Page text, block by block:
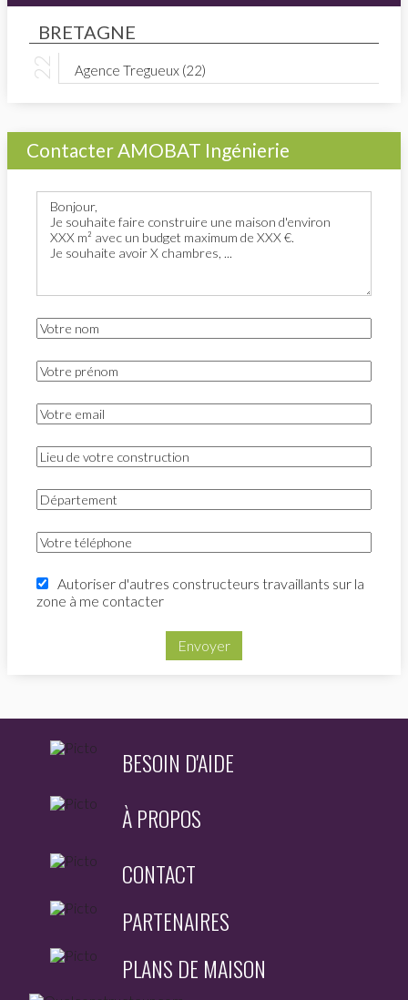
BRETAGNE
Agence Tregueux (22)
Contacter AMOBAT Ingénierie
Autoriser d'autres constructeurs travaillants sur la
zone à me contacter
Envoyer
BESOIN D'AIDE
À PROPOS
CONTACT
PARTENAIRES
PLANS DE MAISON